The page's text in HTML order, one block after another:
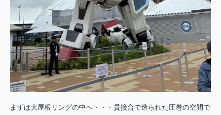
まずは大屋根リングの中へ・・・貫接合で造られた圧巻の空間で